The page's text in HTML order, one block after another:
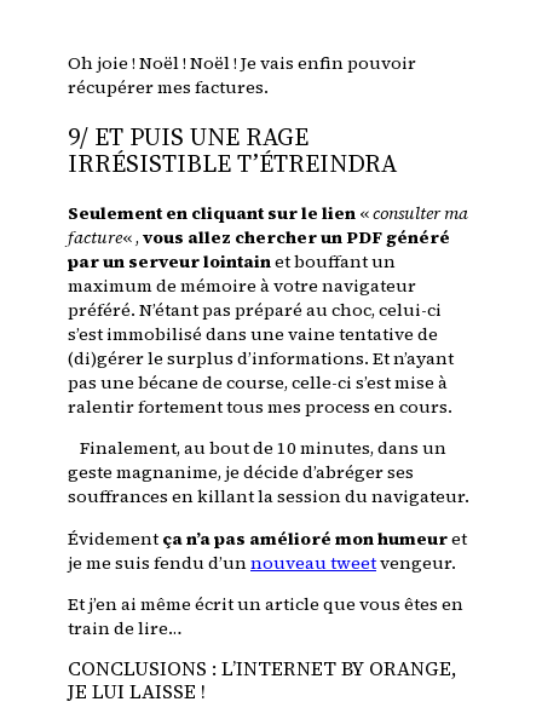
Oh joie ! Noël ! Noël ! Je vais enfin pouvoir
récupérer mes factures.
9/ ET PUIS UNE RAGE
IRRÉSISTIBLE T’ÉTREINDRA
Seulement en cliquant sur le lien «consulter ma
facture« , vous allez chercher un PDF généré
par un serveur lointainet bouffant un
maximum de mémoire à votre navigateur
préféré. N’étant pas préparé au choc, celui-ci
s’est immobilisé dans une vaine tentative de
(di)gérer le surplus d’informations. Et n’ayant
pas une bécane de course, celle-ci s’est mise à
ralentir fortement tous mes process en cours.
Finalement, au bout de 10 minutes, dans un
geste magnanime, je décide d’abréger ses
souffrances en killant la session du navigateur.
Évidement ça n’a pas amélioré mon humeuret
je me suis fendu d’unnouveau tweetvengeur.
Et j’en ai même écrit un article que vous êtes en
train de lire…
CONCLUSIONS : L’INTERNET BY ORANGE,
JE LUI LAISSE !